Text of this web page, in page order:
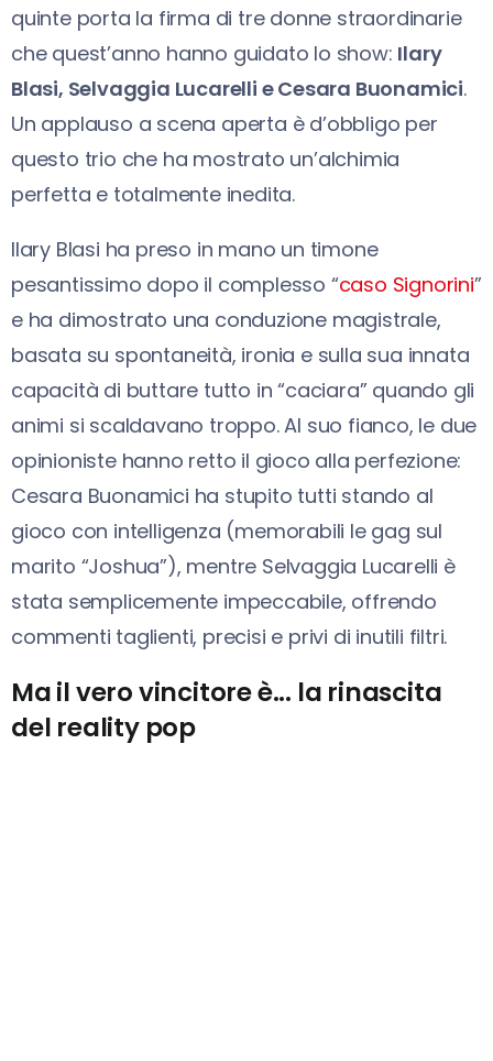
quinte porta la firma di tre donne straordinarie
che quest’anno hanno guidato lo show: Ilary
Blasi, Selvaggia Lucarelli e Cesara Buonamici.
Un applauso a scena aperta è d’obbligo per
questo trio che ha mostrato un’alchimia
perfetta e totalmente inedita.
Ilary Blasi ha preso in mano un timone
pesantissimo dopo il complesso “caso Signorini”
e ha dimostrato una conduzione magistrale,
basata su spontaneità, ironia e sulla sua innata
capacità di buttare tutto in “caciara” quando gli
animi si scaldavano troppo. Al suo fianco, le due
opinioniste hanno retto il gioco alla perfezione:
Cesara Buonamici ha stupito tutti stando al
gioco con intelligenza (memorabili le gag sul
marito “Joshua”), mentre Selvaggia Lucarelli è
stata semplicemente impeccabile, offrendo
commenti taglienti, precisi e privi di inutili filtri.
Ma il vero vincitore è... la rinascita
del reality pop